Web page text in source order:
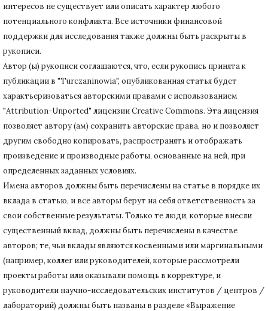
интересов не существует или описать характер любого
потенциального конфликта. Все источники финансовой
поддержки для исследования также должны быть раскрыты в
рукописи.
Автор (ы) рукописи соглашаются, что, если рукопись принята к
публикации в "Turczaninowia", опубликованная статья будет
характьеризоваться авторскими правами с использованием
"Attribution-Unported" лицензии Creative Commons. Эта лицензия
позволяет автору (ам) сохранить авторские права, но и позволяет
другим свободно копировать, распространять и отображать
произведение и производные работы, основанные на ней, при
определенных заданных условиях.
Имена авторов должны быть перечислены на статье в порядке их
вклада в статью, и все авторы берут на себя ответственность за
свои собственные результаты. Только те люди, которые внесли
существенный вклад, должны быть перечислены в качестве
авторов; те, чьи вклады являются косвенными или маргинальными
(например, коллег или руководителей, которые рассмотрели
проекты работы или оказывали помощь в корректуре, и
руководители научно-исследовательских институтов / центров /
лабораторий) должны быть названы в разделе «Выражение